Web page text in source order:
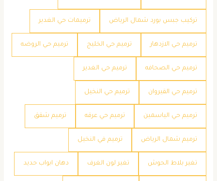
تركيب جبس بورد شمال الرياض ترميمات حي الغدير
ترميم حي الازدهار ترميم حي الخليج ترميم حي الروضه
ترميم حي الصحافه ترميم حي الغدير
ترميم حي القيروان ترميم حي النخيل
ترميم حي الياسمين ترميم حي عرقه ترميم شقق
ترميم شمال الرياض ترميم في النخيل
تغير بلاط الحوش تغير لون الغرف دهان ابواب حديد